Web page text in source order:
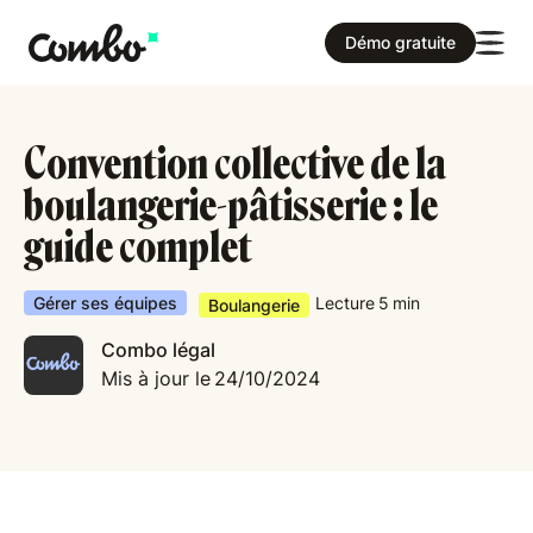
Démo gratuite
Convention collective de la
boulangerie-pâ​​tisserie : le
guide complet
Gérer ses équipes Boulangerie Lecture 5 min
Combo légal
Mis à jour le 24/10/2024